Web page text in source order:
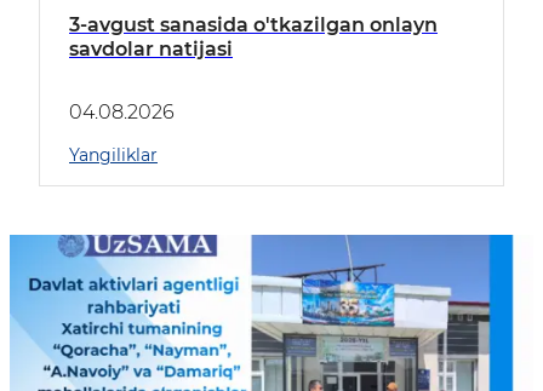
3-avgust sanasida o'tkazilgan onlayn
savdolar natijasi
04.08.2026
Yangiliklar